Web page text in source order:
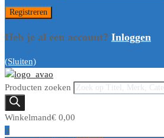
Heb je al een account? Inloggen
(Sluiten)
Producten zoeken
Winkelmand€ 0,00
0